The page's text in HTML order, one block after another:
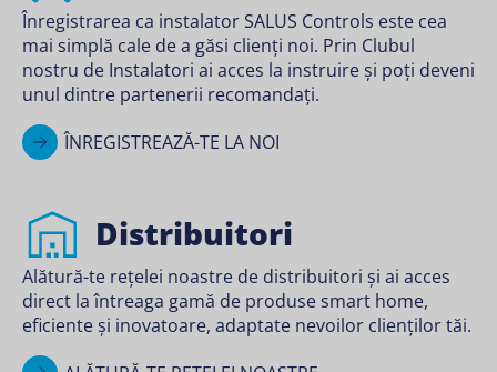
Înregistrarea ca instalator SALUS Controls este cea
mai simplă cale de a găsi clienți noi. Prin Clubul
nostru de Instalatori ai acces la instruire și poți deveni
unul dintre partenerii recomandați.
ÎNREGISTREAZĂ-TE LA NOI
Distribuitori
Alătură-te rețelei noastre de distribuitori și ai acces
direct la întreaga gamă de produse smart home,
eficiente și inovatoare, adaptate nevoilor clienților tăi.